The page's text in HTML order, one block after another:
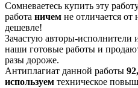
Сомневаетесь купить эту
работа ничем не отличается от
дешевле!
Зачастую авторы-
наши готовые работы и
разы дороже.
Антиплагиат данной работы
используем техническое